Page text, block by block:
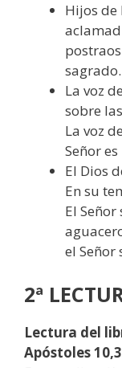
Hijos de
sagrado.
La voz
sobre
La voz
Señor
El Dios
En su
El
el Señor
2ª
Lectura del
Apóstoles